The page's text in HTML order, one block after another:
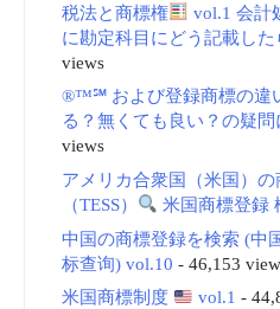
税法と商標権
vol.1 会計
に勘定科目にどう記載し
views
®™℠ および登録商標の違
る？無くても良い？の疑問
views
アメリカ合衆国（米国）
（TESS）
米国商標登録
中国の商標登録を検索 (中
标查询) vol.10 - 46,153
米国商標制度
vol.1 -